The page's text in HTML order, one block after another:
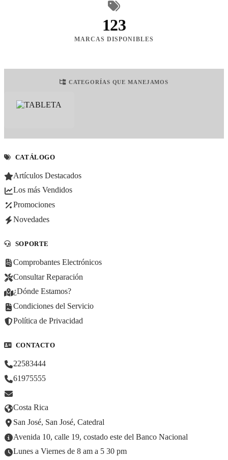
123
MARCAS DISPONIBLES
CATEGORÍAS QUE MANEJAMOS
CATÁLOGO
Artículos Destacados
Los más Vendidos
Promociones
Novedades
SOPORTE
Comprobantes Electrónicos
Consultar Reparación
¿Dónde Estamos?
Condiciones del Servicio
Política de Privacidad
CONTACTO
22583444
61975555
Costa Rica
San José, San José, Catedral
Avenida 10, calle 19, costado este del Banco Nacional
Lunes a Viernes de 8 am a 5 30 pm